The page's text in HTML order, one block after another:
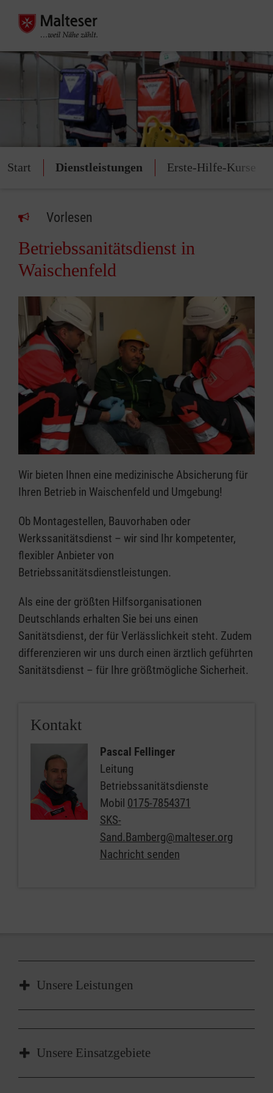
Start Dienstleistungen Erste-Hilfe-Kurse
Vorlesen
Betriebssanitätsdienst in
Waischenfeld
Wir bieten Ihnen eine medizinische Absicherung für
Ihren Betrieb in Waischenfeld und Umgebung!
Ob Montagestellen, Bauvorhaben oder
Werkssanitätsdienst – wir sind Ihr kompetenter,
flexibler Anbieter von
Betriebssanitätsdienstleistungen.
Als eine der größten Hilfsorganisationen
Deutschlands erhalten Sie bei uns einen
Sanitätsdienst, der für Verlässlichkeit steht. Zudem
differenzieren wir uns durch einen ärztlich geführten
Sanitätsdienst – für Ihre größtmögliche Sicherheit.
Kontakt
Pascal Fellinger
Leitung
Betriebssanitätsdienste
Mobil 0175-7854371
SKS-
Sand.Bamberg@malteser.org
Nachricht senden
Unsere Leistungen
Beratung & Betreuung zur Vorbereitung
DGUV 304
Medizinisch-organisatorische Expertise
Unsere Einsatzgebiete